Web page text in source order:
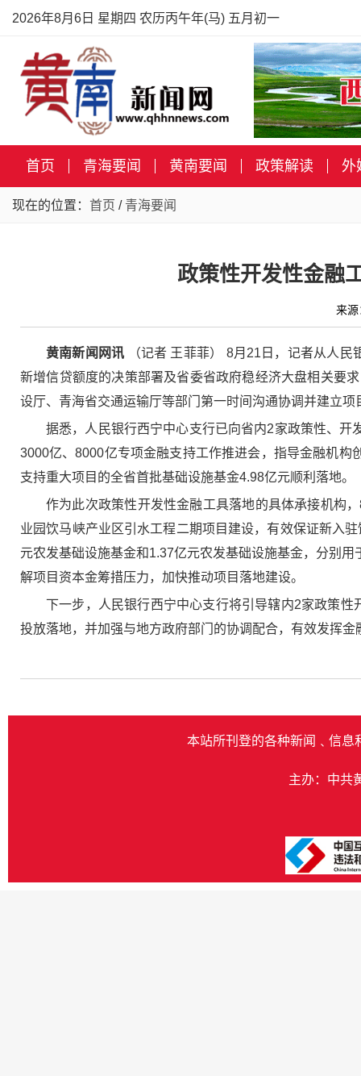
2026年8月6日 星期四 农历丙午年(马) 五月初一
首页 青海要闻 黄南要闻 政策解读 外
现在的位置： 首页 / 青海要闻
政策性开发性金融
来
黄南新闻网讯
（记者 王菲菲） 8月21日，记者从人
新增信贷额度的决策部署及省委省政府稳经济大盘相关要
设厅、青海省交通运输厅等部门第一时间沟通协调并建立
据悉，人民银行西宁中心支行已向省内2家政策性、
3000亿、8000亿专项金融支持工作推进会，指导金融机
支持重大项目的全省首批基础设施基金4.98亿元顺利落地。
作为此次政策性开发性金融工具落地的具体承接机构
业园饮马峡产业区引水工程二期项目建设，有效保证新入
元农发基础设施基金和1.37亿元农发基础设施基金，分别
解项目资本金筹措压力，加快推动项目落地建设。
下一步，人民银行西宁中心支行将引导辖内2家政策
投放落地，并加强与地方政府部门的协调配合，有效发挥
本站所刊登的各种新闻﹑信息
主办：中共